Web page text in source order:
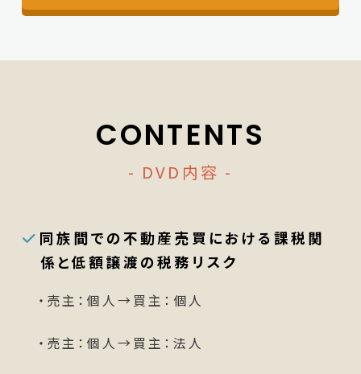
CONTENTS
- DVD内容 -
同族間での不動産売買における課税関
係と低額譲渡の税務リスク
・売主：個人→買主：個人
・売主：個人→買主：法人